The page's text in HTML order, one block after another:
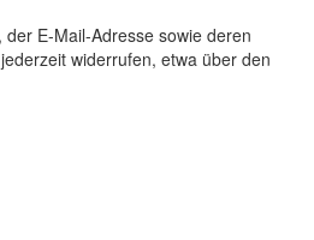
E-Mail-Adresse sowie deren
widerrufen, etwa über den